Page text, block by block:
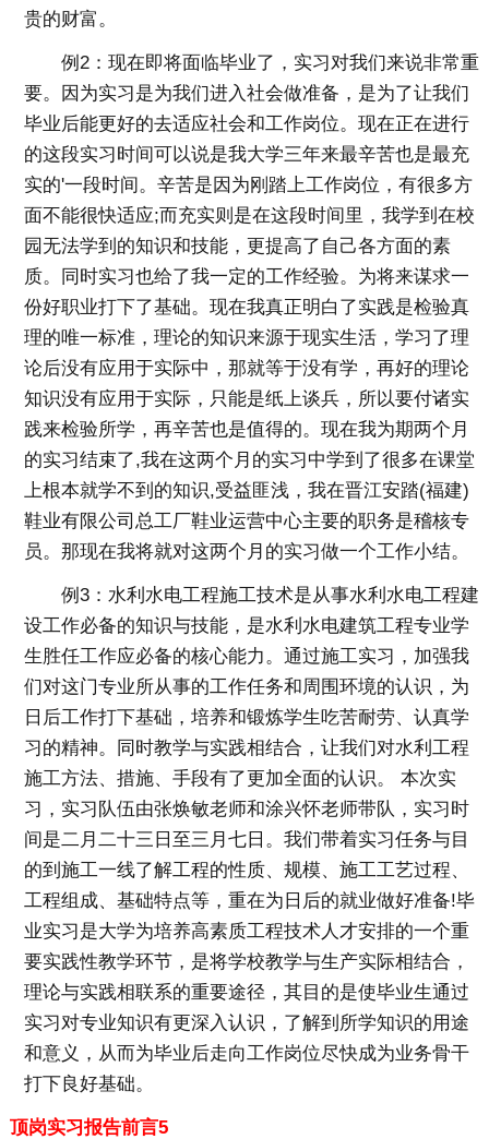
贵的财富。
例2：现在即将面临毕业了，实习对我们来说非常重
要。因为实习是为我们进入社会做准备，是为了让我们
毕业后能更好的去适应社会和工作岗位。现在正在进行
的这段实习时间可以说是我大学三年来最辛苦也是最充
实的'一段时间。辛苦是因为刚踏上工作岗位，有很多方
面不能很快适应;而充实则是在这段时间里，我学到在校
园无法学到的知识和技能，更提高了自己各方面的素
质。同时实习也给了我一定的工作经验。为将来谋求一
份好职业打下了基础。现在我真正明白了实践是检验真
理的唯一标准，理论的知识来源于现实生活，学习了理
论后没有应用于实际中，那就等于没有学，再好的理论
知识没有应用于实际，只能是纸上谈兵，所以要付诸实
践来检验所学，再辛苦也是值得的。现在我为期两个月
的实习结束了,我在这两个月的实习中学到了很多在课堂
上根本就学不到的知识,受益匪浅，我在晋江安踏(福建)
鞋业有限公司总工厂鞋业运营中心主要的职务是稽核专
员。那现在我将就对这两个月的实习做一个工作小结。
例3：水利水电工程施工技术是从事水利水电工程建
设工作必备的知识与技能，是水利水电建筑工程专业学
生胜任工作应必备的核心能力。通过施工实习，加强我
们对这门专业所从事的工作任务和周围环境的认识，为
日后工作打下基础，培养和锻炼学生吃苦耐劳、认真学
习的精神。同时教学与实践相结合，让我们对水利工程
施工方法、措施、手段有了更加全面的认识。 本次实
习，实习队伍由张焕敏老师和涂兴怀老师带队，实习时
间是二月二十三日至三月七日。我们带着实习任务与目
的到施工一线了解工程的性质、规模、施工工艺过程、
工程组成、基础特点等，重在为日后的就业做好准备!毕
业实习是大学为培养高素质工程技术人才安排的一个重
要实践性教学环节，是将学校教学与生产实际相结合，
理论与实践相联系的重要途径，其目的是使毕业生通过
实习对专业知识有更深入认识，了解到所学知识的用途
和意义，从而为毕业后走向工作岗位尽快成为业务骨干
打下良好基础。
顶岗实习报告前言5